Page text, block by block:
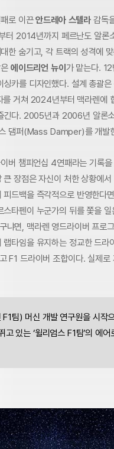
로 이끈안드레아 스텔라 감독
터 2014년까지 페르난도 알론
한 숨기고, 각 트랙의 성격에
에이드리언 뉴이 가 맡는다.
카를 디자인했다. 설계 총괄은
거쳐 2024년부터 맥라렌에
긴다. 2005년과 2006년 알론
댐퍼(Mass Damper)를 개발
버 챔피언십 4연패라는 기록을
장점은 자신이 처한 상황에
드백을 즉각적으로 반영한다
타펜이 누군가의 뒤를 쫓을
냐면, 맥라렌 영드라이버 프로
타임을 유지하는 정교한 드라
F1 드라이버 조합이다. 실제
팀) 머신 개발 연구원을 시작
있는 ‘윌리엄스 F1팀’의 에